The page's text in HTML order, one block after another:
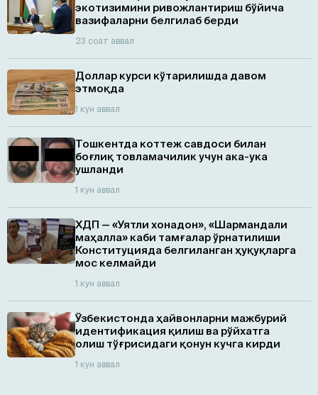
экотизимини ривожлантириш бўйича
вазифаларни белгилаб берди
23 соат аввал
Доллар курси кўтарилишда давом
этмоқда
1 кун аввал
Тошкентда коттеж савдоси билан
боғлиқ товламачилик учун ака-ука
ушланди
1 кун аввал
ХДП — «Уятли хонадон», «Шармандали
маҳалла» каби тамғалар ўрнатилиши
Конституцияда белгиланган ҳуқуқларга
мос келмайди
1 кун аввал
Ўзбекистонда ҳайвонларни мажбурий
идентификация қилиш ва рўйхатга
олиш тўғрисидаги қонун кучга кирди
1 кун аввал